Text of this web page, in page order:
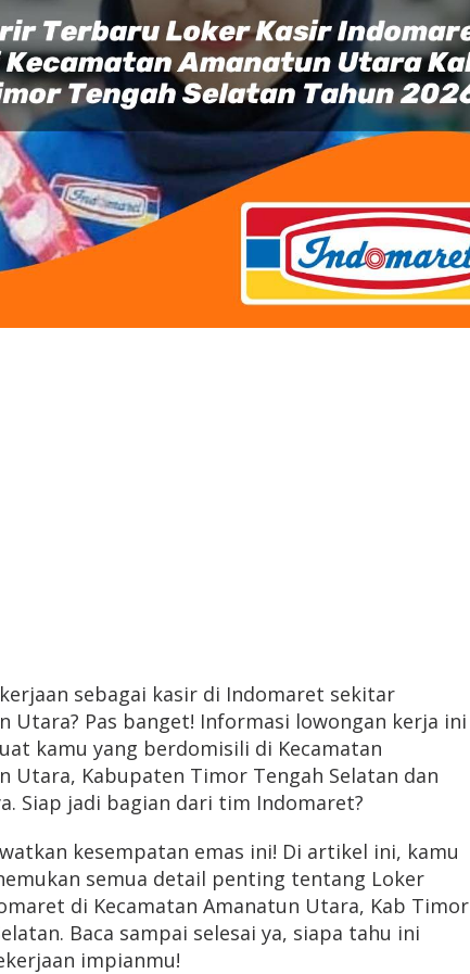
sebagai kasir di Indomaret sekitar
Utara? Pas banget! Informasi lowongan kerja ini
kamu yang berdomisili di Kecamatan
Utara, Kabupaten Timor Tengah Selatan dan
Siap jadi bagian dari tim Indomaret?
kesempatan emas ini! Di artikel ini, kamu
semua detail penting tentang Loker
di Kecamatan Amanatun Utara, Kab Timor
Baca sampai selesai ya, siapa tahu ini
impianmu!